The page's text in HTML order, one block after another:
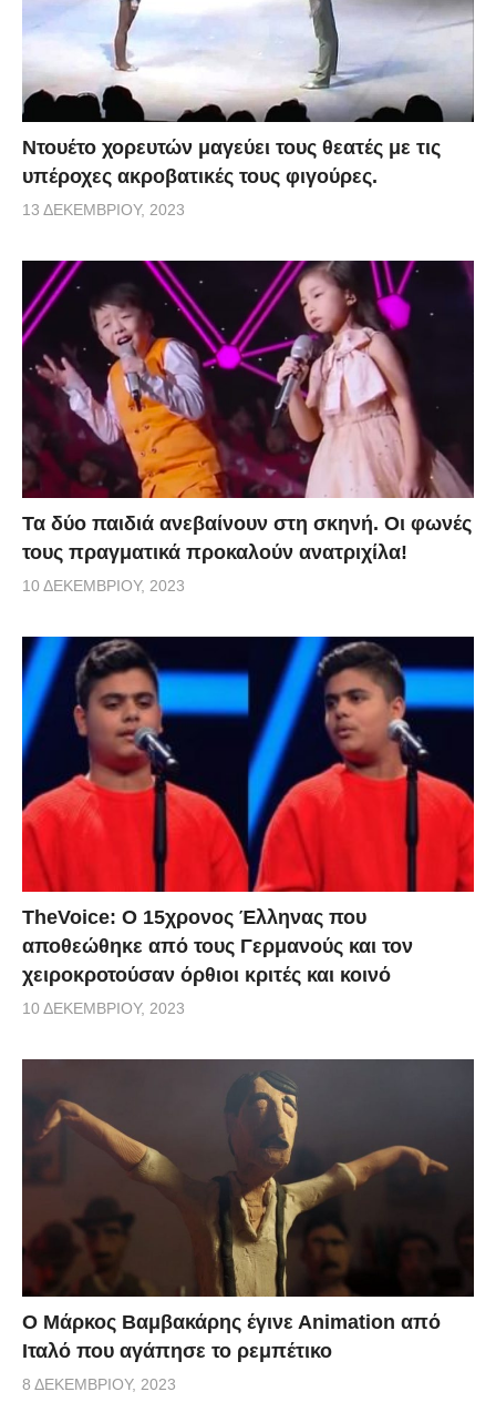
Ντουέτο χορευτών μαγεύει τους θεατές με τις
υπέροχες ακροβατικές τους φιγούρες.
13 ΔΕΚΕΜΒΡΊΟΥ, 2023
Τα δύο παιδιά ανεβαίνουν στη σκηνή. Οι φωνές
τους πραγματικά προκαλούν ανατριχίλα!
10 ΔΕΚΕΜΒΡΊΟΥ, 2023
TheVoice: Ο 15χρονος Έλληνας που
αποθεώθηκε από τους Γερμανούς και τον
χειροκροτούσαν όρθιοι κριτές και κοινό
10 ΔΕΚΕΜΒΡΊΟΥ, 2023
Ο Μάρκος Βαμβακάρης έγινε Αnimation από
Ιταλό που αγάπησε το ρεμπέτικο
8 ΔΕΚΕΜΒΡΊΟΥ, 2023